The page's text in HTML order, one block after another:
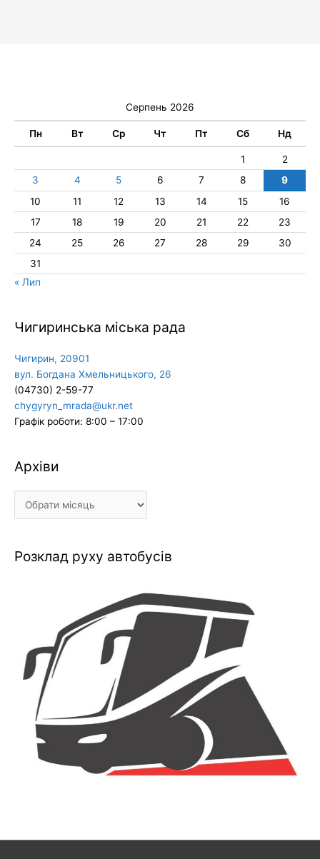
Серпень 2026
Пн Вт Ср Чт Пт Сб Нд
1
2
3
4 5 6 7 8
9
10
11 12 13 14 15
16
17
18 19 20 21 22
23
24
25 26 27 28 29
30
31
« Лип
Чигиринська міська рада
Чигирин, 20901
вул. Богдана Хмельницького, 26
(04730) 2-59-77
chygyryn_mrada@ukr.net
Графік роботи: 8:00 – 17:00
Архіви
Архіви
Розклад руху автобусів